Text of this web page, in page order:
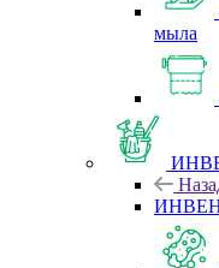
мыла